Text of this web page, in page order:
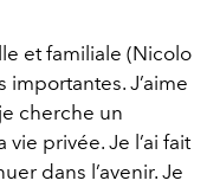
et familiale (Nicolo
importantes. J’aime
cherche un
privée. Je l’ai fait
dans l’avenir. Je